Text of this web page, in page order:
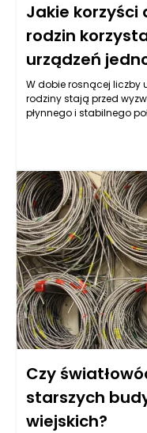
Jakie korzyści
rodzin
urządzeń
W dobie rosnącej liczby
rodziny stają przed
płynnego i stabilnego
oczekiwania w zakresie
niezrównaną prędkością
dobie streamingu i
jednoczesne
smartfony, tablety,
spadek jakości
Czy
starszych
wiejskich?